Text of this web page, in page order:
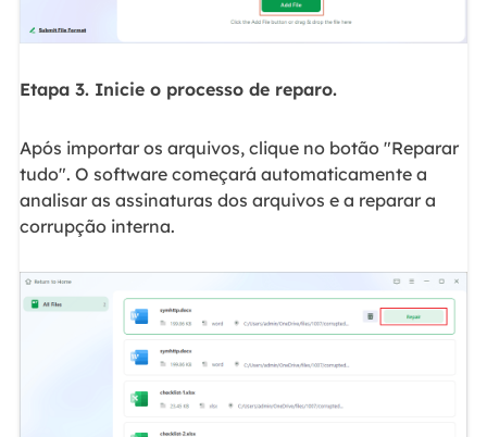
Etapa 3. Inicie o processo de reparo.
Após importar os arquivos, clique no botão "Reparar
tudo". O software começará automaticamente a
analisar as assinaturas dos arquivos e a reparar a
corrupção interna.